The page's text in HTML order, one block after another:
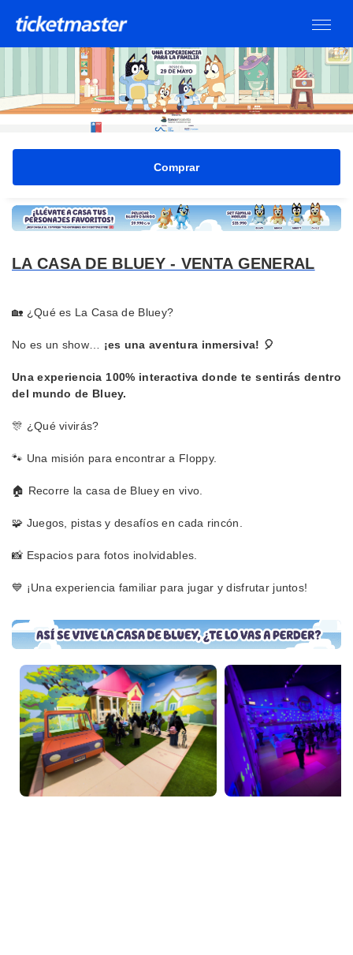
Ver entradas
LA CASA DE BLUEY - VENTA GENERAL
🏡 ¿Qué es La Casa de Bluey?
No es un show… ¡es una aventura inmersiva! 🎈
Una experiencia 100% interactiva donde te sentirás dentro
del mundo de Bluey.
🎊 ¿Qué vivirás?
🐾 Una misión para encontrar a Floppy.
🏠 Recorre la casa de Bluey en vivo.
🧩 Juegos, pistas y desafíos en cada rincón.
📸 Espacios para fotos inolvidables.
💙 ¡Una experiencia familiar para jugar y disfrutar juntos!